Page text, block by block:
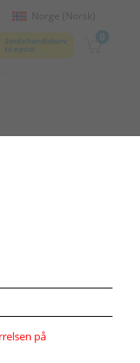
Sende handlekurv
til e‑post
0
Norge (Norsk)
på